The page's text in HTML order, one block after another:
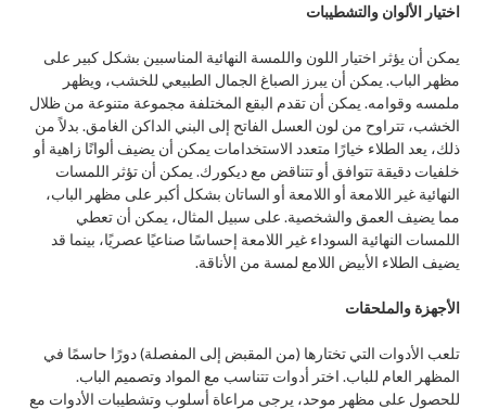
اختيار الألوان والتشطيبات
يمكن أن يؤثر اختيار اللون واللمسة النهائية المناسبين بشكل كبير على
مظهر الباب. يمكن أن يبرز الصباغ الجمال الطبيعي للخشب، ويظهر
ملمسه وقوامه. يمكن أن تقدم البقع المختلفة مجموعة متنوعة من ظلال
الخشب، تتراوح من لون العسل الفاتح إلى البني الداكن الغامق. بدلاً من
ذلك، يعد الطلاء خيارًا متعدد الاستخدامات يمكن أن يضيف ألوانًا زاهية أو
خلفيات دقيقة تتوافق أو تتناقض مع ديكورك. يمكن أن تؤثر اللمسات
النهائية غير اللامعة أو اللامعة أو الساتان بشكل أكبر على مظهر الباب،
مما يضيف العمق والشخصية. على سبيل المثال، يمكن أن تعطي
اللمسات النهائية السوداء غير اللامعة إحساسًا صناعيًا عصريًا، بينما قد
يضيف الطلاء الأبيض اللامع لمسة من الأناقة.
الأجهزة والملحقات
تلعب الأدوات التي تختارها (من المقبض إلى المفصلة) دورًا حاسمًا في
المظهر العام للباب. اختر أدوات تتناسب مع المواد وتصميم الباب.
للحصول على مظهر موحد، يرجى مراعاة أسلوب وتشطيبات الأدوات مع